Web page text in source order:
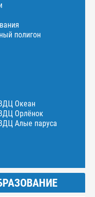
полигон
Океан
Орлёнок
Алые паруса